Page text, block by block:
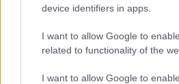
device identifiers in apps.
I want to allow Google to
related to functionality of the
I want to allow Google to